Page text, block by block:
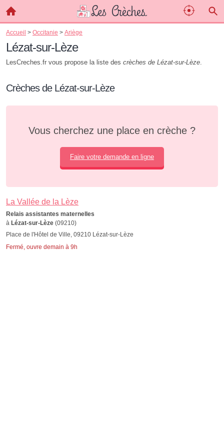
Accueil > Occitanie > Ariège
Lézat-sur-Lèze
LesCreches.fr vous propose la liste des crèches de Lézat-sur-Lèze.
Crèches de Lézat-sur-Lèze
Vous cherchez une place en crèche ?
Faire votre demande en ligne
La Vallée de la Lèze
Relais assistantes maternelles
à Lézat-sur-Lèze (09210)
Place de l'Hôtel de Ville, 09210 Lézat-sur-Lèze
Fermé, ouvre demain à 9h